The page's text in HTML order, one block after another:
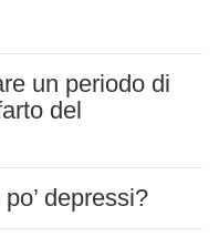
un periodo di
del
depressi?